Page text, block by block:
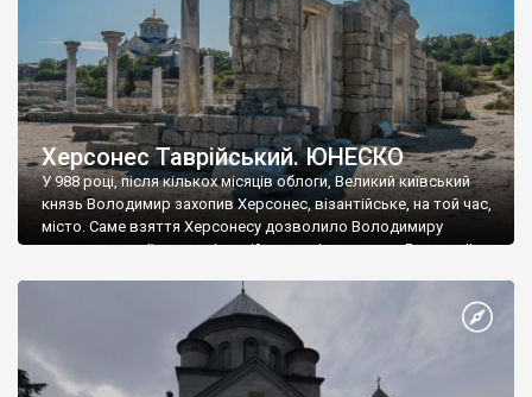
Херсонес Таврійський. ЮНЕСКО
У 988 році, після кількох місяців облоги, Великий київський
князь Володимир захопив Херсонес, візантійське, на той час,
місто. Саме взяття Херсонесу дозволило Володимиру
диктувати свої умови візантійському імператору Василю ІІ, та
Херсонесі Володимир-язичник, став Василем-християнином.
А потім було Хрещення Русі. На честь Херсонесу Таврійського